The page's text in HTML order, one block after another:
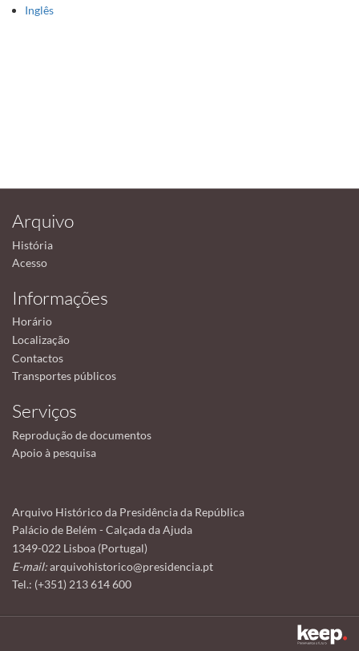
Inglês
Arquivo
História
Acesso
Informações
Horário
Localização
Contactos
Transportes públicos
Serviços
Reprodução de documentos
Apoio à pesquisa
Arquivo Histórico da Presidência da República
Palácio de Belém - Calçada da Ajuda
1349-022 Lisboa (Portugal)
E-mail:arquivohistorico@presidencia.pt
Tel.: (+351) 213 614 600